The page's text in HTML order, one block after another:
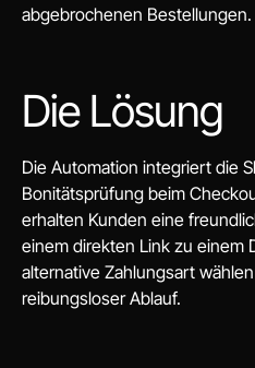
abgebrochenen Bestellungen.
Die Lösung
Die Automation integriert die
Bonitätsprüfung beim
erhalten Kunden eine
einem direkten Link zu einem
alternative Zahlungsart
reibungsloser Ablauf.